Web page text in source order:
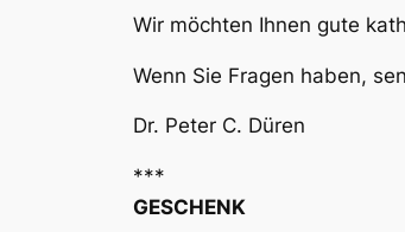
Wir möchten Ihnen gute
Wenn Sie Fragen haben,
Dr. Peter C. Düren
***
GESCHENK